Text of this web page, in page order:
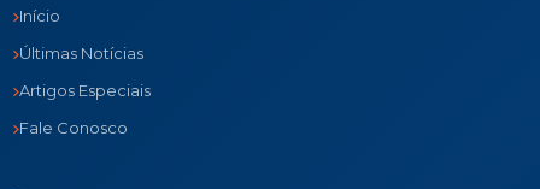
Início
Últimas Notícias
Artigos Especiais
Fale Conosco